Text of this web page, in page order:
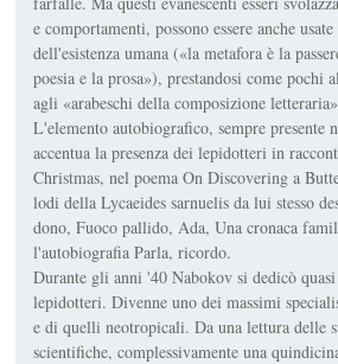
e comportamenti, possono essere anche
dell'esistenza umana («la metafora è la
poesia e la prosa»), prestandosi come pochi
agli «arabeschi della composizione
L'elemento autobiografico, sempre presente
accentua la presenza dei lepidotteri in
Christmas, nel poema On Discovering a
lodi della Lycaeides sarnuelis da lui stesso
dono, Fuoco pallido, Ada, Una cronaca
l'autobiografia Parla, ricordo.
Durante gli anni '40 Nabokov si dedicò quasi
lepidotteri. Divenne uno dei massimi
e di quelli neotropicali. Da una lettura delle
scientifiche, complessivamente una